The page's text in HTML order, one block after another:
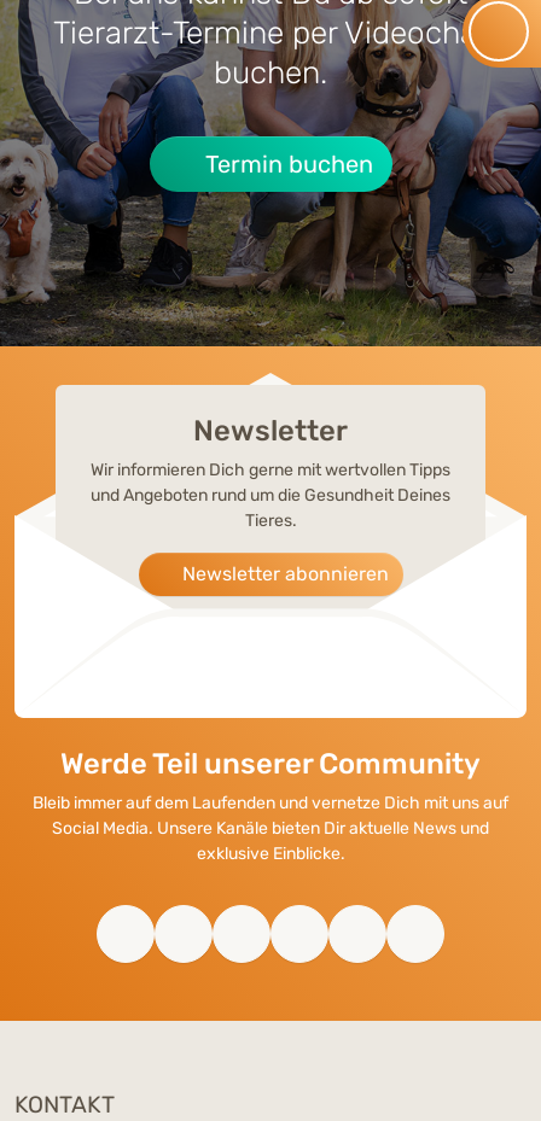
RATGEBER HUNDE-KRANKHEITEN
Cushing-Syndrom beim Hund:
Symptome, Behandlung & Alltag
Tierarzt-Termine per Videochat
buchen.
Termin buchen
Newsletter
Wir informieren Dich gerne mit wertvollen Tipps
und Angeboten rund um die Gesundheit Deines
Tieres.
Newsletter abonnieren
Werde Teil unserer Community
Bleib immer auf dem Laufenden und vernetze Dich mit uns auf
Social Media. Unsere Kanäle bieten Dir aktuelle News und
exklusive Einblicke.
KONTAKT